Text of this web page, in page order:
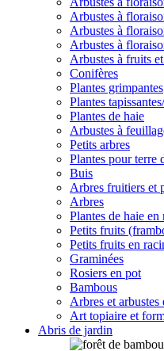
Arbustes à
Arbustes à
Arbustes à
Arbustes à fruits
Conifères
Plantes grimpantes
Plantes
Plantes de haie
Arbustes à
Petits arbres
Plantes pour terre
Buis
Arbres fruitiers et
Arbres
Plantes de haie en
Petits fruits
Petits fruits en
Graminées
Rosiers en pot
Bambous
Arbres et arbustes
Art topiaire et
Abris de jardin